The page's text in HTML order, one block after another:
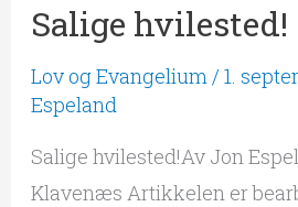
Salige hvilested!
Lov og Evangelium /1.
Espeland
Salige hvilested!Av Jon
Klavenæs Artikkelen er
Salige